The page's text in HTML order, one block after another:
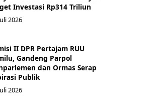
Investasi Rp314 Triliun
2026
II DPR Pertajam RUU
Gandeng Parpol
dan Ormas Serap
Publik
2026